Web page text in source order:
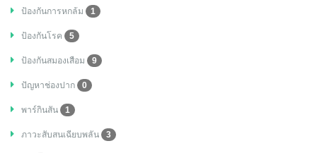
ป้องกันการหกล้ม 1
ป้องกันโรค 5
ป้องกันสมองเสือม 9
ปัญหาช่องปาก 0
พาร์กินสัน 1
ภาวะสับสนเฉียบพลัน 3